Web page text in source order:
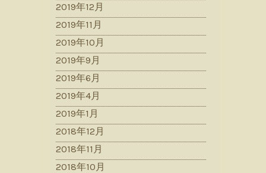
2019年12月
2019年11月
2019年10月
2019年9月
2019年6月
2019年4月
2019年1月
2018年12月
2018年11月
2018年10月